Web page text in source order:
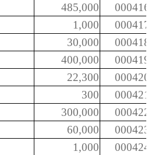
485,000
000416
1,000
000417
30,000
000418
400,000
000419
22,300
000420
300
000421
300,000
000422
60,000
000423
1,000
000424